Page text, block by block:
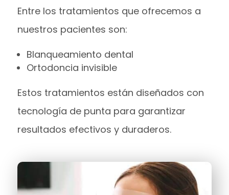
Entre los tratamientos que ofrecemos a
nuestros pacientes son:
Blanqueamiento dental
Ortodoncia invisible
Estos tratamientos están diseñados con
tecnología de punta para garantizar
resultados efectivos y duraderos.